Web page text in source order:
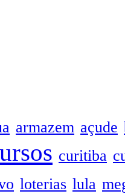
armazem açude
curitiba
loterias lula